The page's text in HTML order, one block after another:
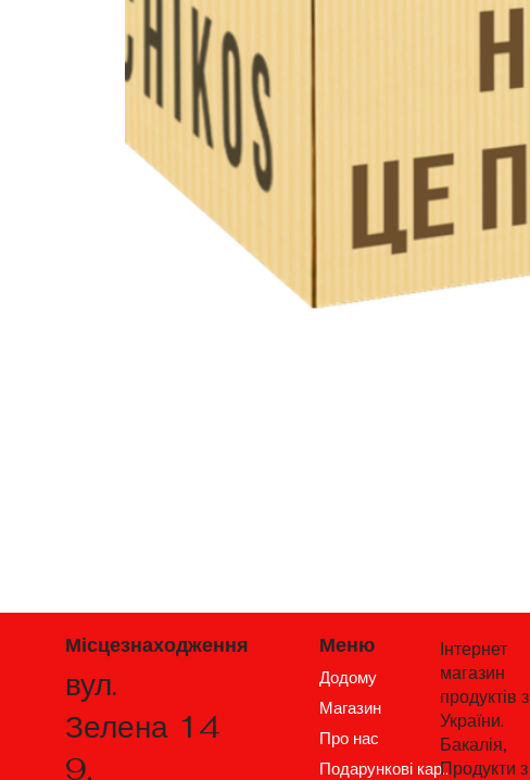
Місцезнаходження
вул.
Зелена 14
9,
Меню
Додому
Магазин
Про нас
Подарункові карти
Інтернет
магазин
продуктів з
України.
Бакалія,
Продукти з